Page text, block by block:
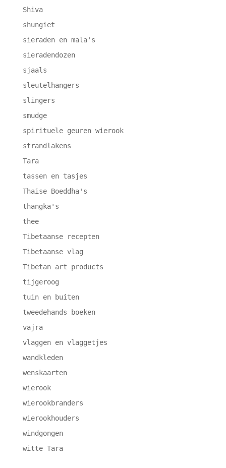
Shiva
shungiet
sieraden en mala's
sieradendozen
sjaals
sleutelhangers
slingers
smudge
spirituele geuren wierook
strandlakens
Tara
tassen en tasjes
Thaise Boeddha's
thangka's
thee
Tibetaanse recepten
Tibetaanse vlag
Tibetan art products
tijgeroog
tuin en buiten
tweedehands boeken
vajra
vlaggen en vlaggetjes
wandkleden
wenskaarten
wierook
wierookbranders
wierookhouders
windgongen
witte Tara